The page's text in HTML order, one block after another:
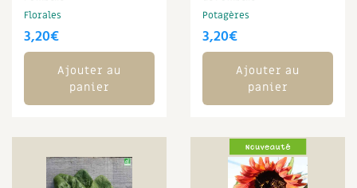
Actions pour la planète
Les 4 saisons
Archives
Compléments
Florales
3,20€
Ajouter au
panier
Potagères
3,20€
Ajouter au
panier